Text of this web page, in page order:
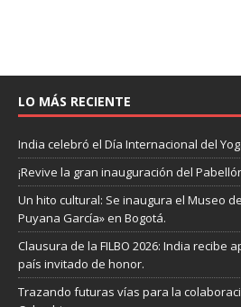
LO MÁS RECIENTE
India celebró el Día Internacional del
¡Revive la gran inauguración del
Un hito cultural: Se inaugura el Museo
Puyana García» en Bogotá.
Clausura de la FILBO 2026: India recibe
país invitado de honor.
Trazando futuras vías para la